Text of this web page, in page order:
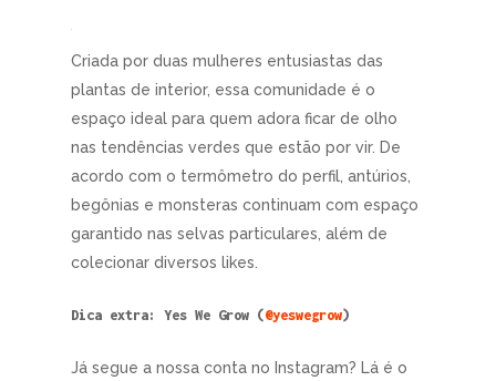
Criada por duas mulheres entusiastas das
plantas de interior, essa comunidade é o
espaço ideal para quem adora ficar de olho
nas tendências verdes que estão por vir. De
acordo com o termômetro do perfil, antúrios,
begônias e monsteras continuam com espaço
garantido nas selvas particulares, além de
colecionar diversos likes.
Dica extra: Yes We Grow (@yeswegrow)
Já segue a nossa conta no Instagram? Lá é o